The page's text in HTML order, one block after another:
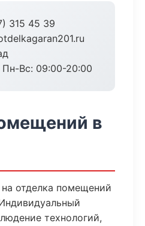
315 45 39
Пн-Вс: 09:00-20:00
в
отделка помещений
технологий,